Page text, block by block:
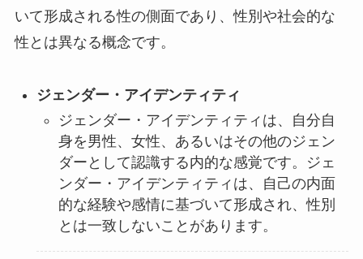
いて形成される性の側面であり、性別や社会的な
性とは異なる概念です。
ジェンダー・アイデンティティ
ジェンダー・アイデンティティは、自分自
身を男性、女性、あるいはその他のジェン
ダーとして認識する内的な感覚です。ジェ
ンダー・アイデンティティは、自己の内面
的な経験や感情に基づいて形成され、性別
とは一致しないことがあります。